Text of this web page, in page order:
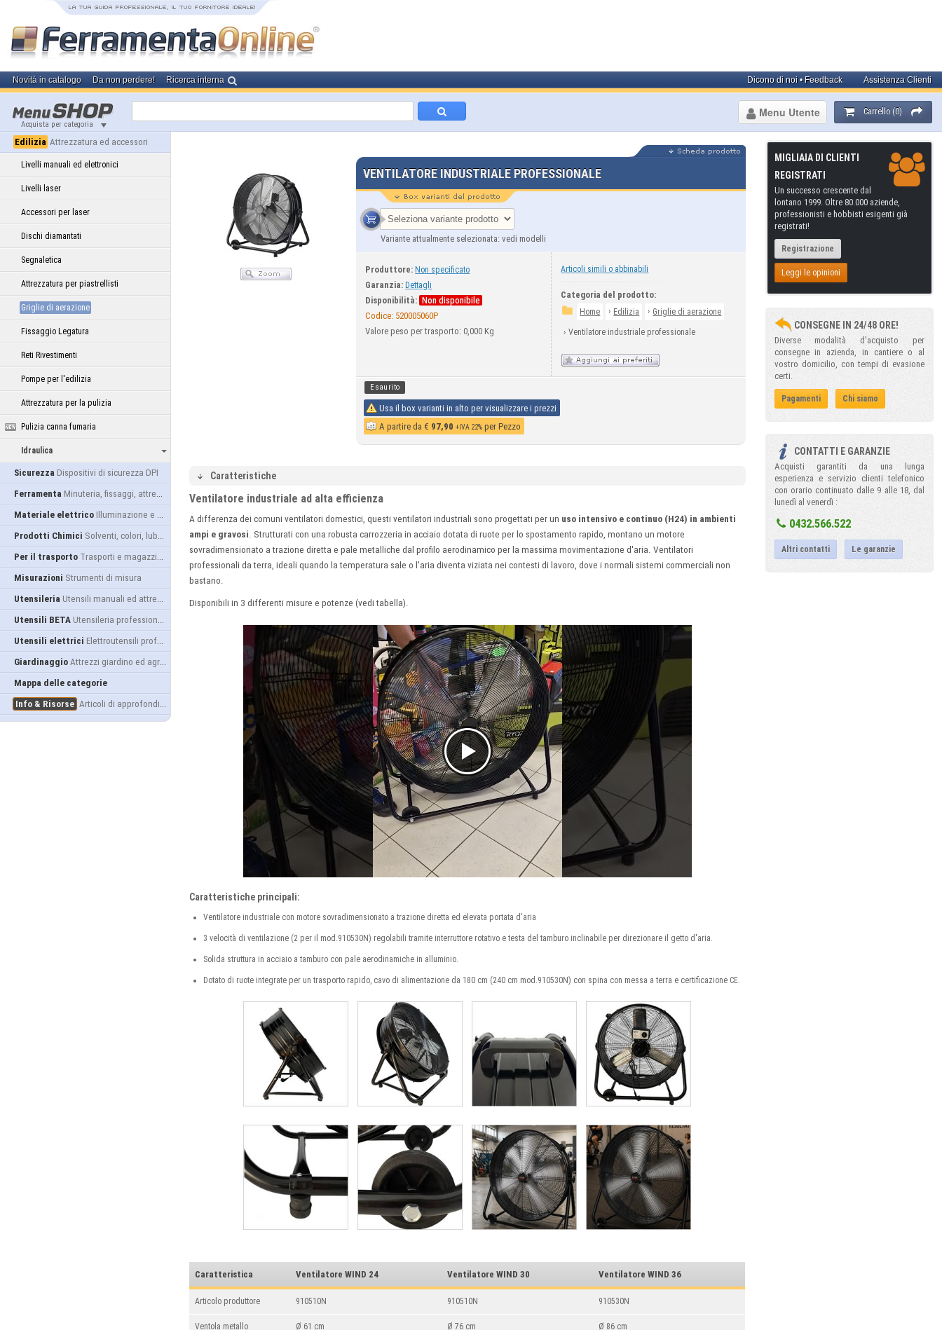
Novità in catalogo Da non perdere! Ricerca interna Assistenza Clienti
Dicono di noi • Feedback
Acquista per categoria
Carrello (0)
Menu Utente
Edilizia Attrezzatura ed accessori
Livelli manuali ed elettronici
Livelli laser
Accessori per laser
Dischi diamantati
Segnaletica
Attrezzatura per piastrellisti
Griglie di aerazione
Fissaggio Legatura
Reti Rivestimenti
Pompe per l'edilizia
Attrezzatura per la pulizia
Pulizia canna fumaria
Idraulica
Sicurezza Dispositivi di sicurezza DPI
Ferramenta Minuteria, fissaggi, attrezzatura
Materiale elettrico Illuminazione e alimentazione
Prodotti Chimici Solventi, colori, lubrificanti...
Per il trasporto Trasporti e magazzino
Misurazioni Strumenti di misura
Utensileria Utensili manuali ed attrezzature
Utensili BETA Utensileria professionale
Utensili elettrici Elettroutensili professionali
Giardinaggio Attrezzi giardino ed agricoltura
Mappa delle categorie
Info & Risorse Articoli di approfondimento
VENTILATORE INDUSTRIALE PROFESSIONALE
Variante attualmente selezionata: vedi modelli
Produttore: Non specificato
Garanzia: Dettagli
Disponibilità: Non disponibile
Codice: 520005060P
Valore peso per trasporto: 0,000 Kg
Articoli simili o abbinabili
Categoria del prodotto:
Home › Edilizia › Griglie di aerazione
› Ventilatore industriale professionale
Esaurito
Usa il box varianti in alto per visualizzare i prezzi
A partire da € 97,90 +IVA 22% per Pezzo
Caratteristiche
Ventilatore industriale ad alta efficienza
A differenza dei comuni ventilatori domestici, questi ventilatori industriali sono progettati per un uso intensivo e continuo (H24) in ambienti
ampi e gravosi. Strutturati con una robusta carrozzeria in acciaio dotata di ruote per lo spostamento rapido, montano un motore
sovradimensionato a trazione diretta e pale metalliche dal profilo aerodinamico per la massima movimentazione d'aria. Ventilatori
professionali da terra, ideali quando la temperatura sale o l'aria diventa viziata nei contesti di lavoro, dove i normali sistemi commerciali non
bastano.
Disponibili in 3 differenti misure e potenze (vedi tabella).
Caratteristiche principali:
Ventilatore industriale con motore sovradimensionato a trazione diretta ed elevata portata d'aria
3 velocità di ventilazione (2 per il mod.910530N) regolabili tramite interruttore rotativo e testa del tamburo inclinabile per direzionare il getto d'aria.
Solida struttura in acciaio a tamburo con pale aerodinamiche in alluminio.
Dotato di ruote integrate per un trasporto rapido, cavo di alimentazione da 180 cm (240 cm mod.910530N) con spina con messa a terra e certificazione CE.
Caratteristica Ventilatore WIND 24 VentilatoreWIND 30 VentilatoreWIND 36
Articolo produttore 910510N 910510N 910530N
Ventola metallo Ø 61 cm Ø 76 cm Ø 86 cm
MIGLIAIA DI CLIENTI
REGISTRATI
Un successo crescente dal
lontano 1999. Oltre 80.000 aziende,
professionisti e hobbisti esigenti già
registrati!
Registrazione
Leggi le opinioni
CONSEGNE IN 24/48 ORE!
Diverse modalità d'acquisto per
consegne in azienda, in cantiere o al
vostro domicilio, con tempi di evasione
certi.
Pagamenti Chi siamo
CONTATTI E GARANZIE
Acquisti garantiti da una lunga
esperienza e servizio clienti telefonico
con orario continuato dalle 9 alle 18, dal
lunedì al venerdì :
0432.566.522
Altri contatti Le garanzie